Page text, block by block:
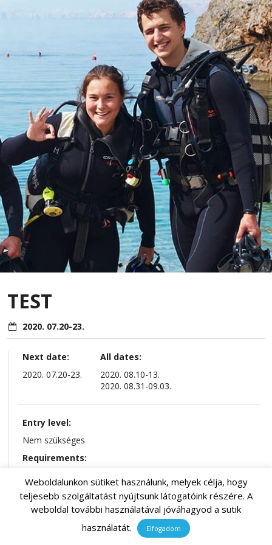
TEST
2020. 07.20-23.
Next date:
2020. 07.20-23.
All dates:
2020. 08.10-13.
2020. 08.31-09.03.
Entry level:
Nem szükséges
Requirements:
350€
Weboldalunkon sütiket használunk, melyek célja, hogy
teljesebb szolgáltatást nyújtsunk látogatóink részére. A
weboldal további használatával jóváhagyod a sütik
használatát.
Elfogadom